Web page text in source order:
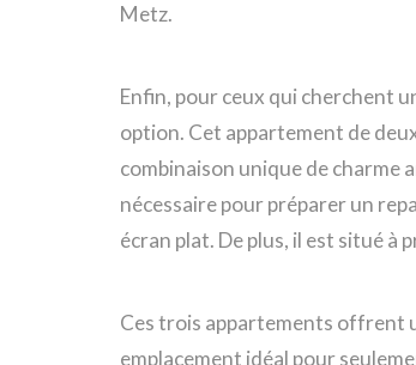
Metz.
Enfin, pour ceux qui cherchent
option. Cet appartement de
combinaison unique de charme
nécessaire pour préparer un
écran plat. De plus, il est situé
Ces trois appartements offrent
emplacement idéal pour